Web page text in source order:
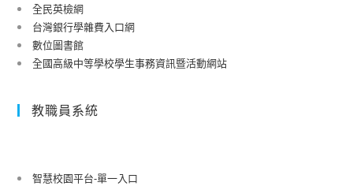
全民英檢網
台灣銀行學雜費入口網
數位圖書館
全國高級中等學校學生事務資訊暨活動網站
教職員系統
智慧校園平台-單一入口